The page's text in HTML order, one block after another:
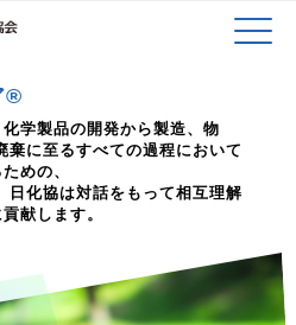
®
学製品の開発から製造、物
棄に至るすべての過程において
めの、
日化協は対話をもって相互理解
献します。